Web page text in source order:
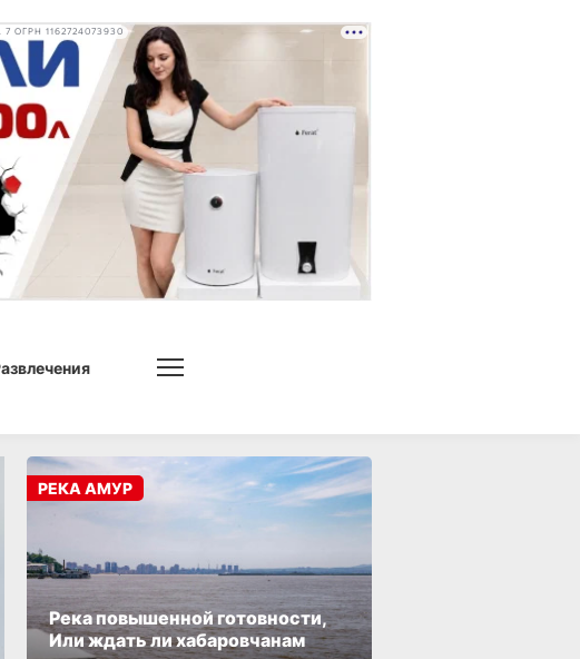
1162724073930
Река повышенной готовности,
Или ждать ли хабаровчанам
РЕКА АМУР